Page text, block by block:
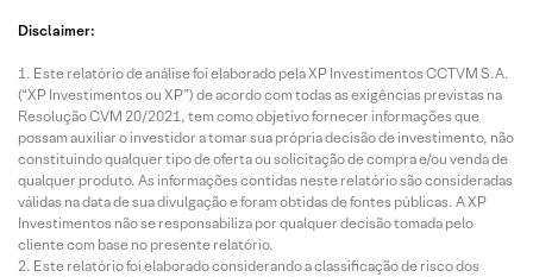
Disclaimer:
Este relatório de análise foi elaborado pela XP Investimentos CCTVM S.A.
(“XP Investimentos ou XP”) de acordo com todas as exigências previstas na
Resolução CVM 20/2021, tem como objetivo fornecer informações que
possam auxiliar o investidor a tomar sua própria decisão de investimento, não
constituindo qualquer tipo de oferta ou solicitação de compra e/ou venda de
qualquer produto. As informações contidas neste relatório são consideradas
válidas na data de sua divulgação e foram obtidas de fontes públicas. A XP
Investimentos não se responsabiliza por qualquer decisão tomada pelo
cliente com base no presente relatório.
Este relatório foi elaborado considerando a classificação de risco dos